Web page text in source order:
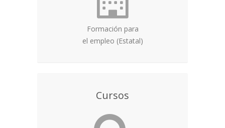
Formación para
el empleo (Estatal)
Cursos